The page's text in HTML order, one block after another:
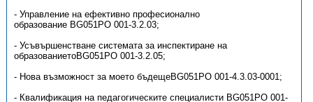
- Управление на ефективно професионално
образование BG051PO 001-3.2.03;
- Усъвършенстване системата за инспектиране на
образованиетоBG051PO 001-3.2.05;
- Нова възможност за моето бъдещеBG051PO 001-4.3.03-0001;
- Квалификация на педагогическите специалисти BG051PO 001-